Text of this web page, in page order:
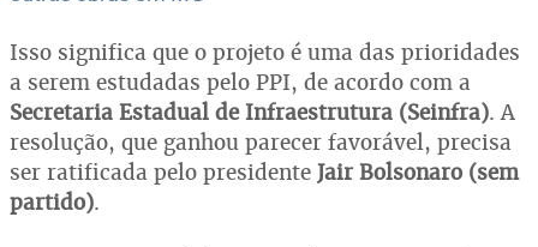
Isso significa que o projeto é uma das prioridades
a serem estudadas pelo PPI, de acordo com a
Secretaria Estadual de Infraestrutura (Seinfra). A
resolução, que ganhou parecer favorável, precisa
ser ratificada pelo presidente Jair Bolsonaro (sem
partido).